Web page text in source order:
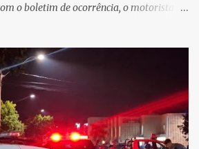
o boletim de ocorrência, o motorista
o registro policial, o condutor estacionou o
todas as portas estavam trancadas,
de ignição e se ausentou do local por
buscar ajuda. Ao retornar, constatou
A vítima realizou buscas
conseguiu localizar o veículo.